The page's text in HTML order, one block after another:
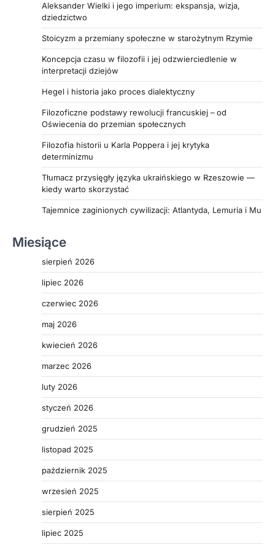
poznać inspirujące przykłady odwagi i
bezinteresowności, które dowodzą, że wielkość
nie zawsze idzie w parze ze sławą, koniecznie
przeczytaj cały artykuł.
Aleksander Wielki i jego imperium: ekspansja, wizja,
dziedzictwo
Stoicyzm a przemiany społeczne w starożytnym Rzymie
Koncepcja czasu w filozofii i jej odzwierciedlenie w
interpretacji dziejów
Hegel i historia jako proces dialektyczny
Filozoficzne podstawy rewolucji francuskiej – od
Oświecenia do przemian społecznych
Filozofia historii u Karla Poppera i jej krytyka
determinizmu
Tłumacz przysięgły języka ukraińskiego w Rzeszowie —
kiedy warto skorzystać
Tajemnice zaginionych cywilizacji: Atlantyda, Lemuria i Mu
Miesiące
sierpień 2026
lipiec 2026
czerwiec 2026
maj 2026
kwiecień 2026
marzec 2026
luty 2026
styczeń 2026
grudzień 2025
listopad 2025
październik 2025
wrzesień 2025
sierpień 2025
lipiec 2025